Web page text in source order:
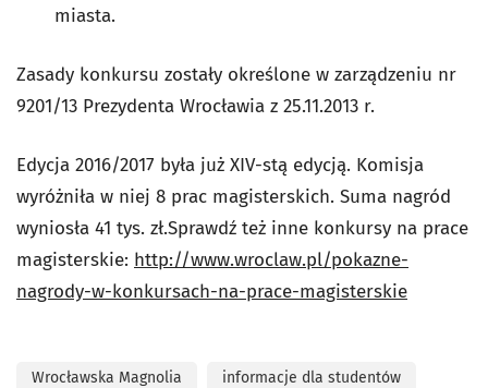
miasta.
Zasady konkursu zostały określone w zarządzeniu nr
9201/13 Prezydenta Wrocławia z 25.11.2013 r.
Edycja 2016/2017 była już XIV-stą edycją. Komisja
wyróżniła w niej 8 prac magisterskich. Suma nagród
wyniosła 41 tys. zł.Sprawdź też inne konkursy na prace
magisterskie: http://www.wroclaw.pl/pokazne-
nagrody-w-konkursach-na-prace-magisterskie
Wrocławska Magnolia informacje dla studentów